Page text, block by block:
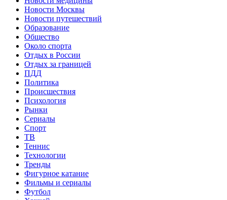
Новости Москвы
Новости путешествий
Образование
Общество
Около спорта
Отдых в России
Отдых за границей
ПДД
Политика
Происшествия
Психология
Рынки
Сериалы
Спорт
ТВ
Теннис
Технологии
Тренды
Фигурное катание
Фильмы и сериалы
Футбол